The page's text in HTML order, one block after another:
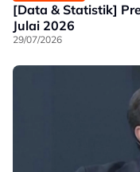
[Data & Statistik]
Julai 2026
29/07/2026